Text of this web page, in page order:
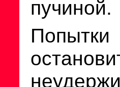
пучиной.